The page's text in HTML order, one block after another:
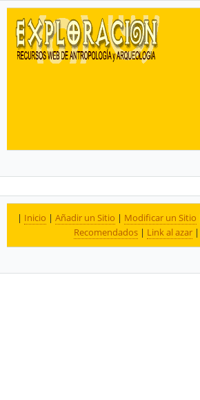
| Inicio | Añadir un Sitio | Modificar un Sitio
Recomendados| Link al azar|